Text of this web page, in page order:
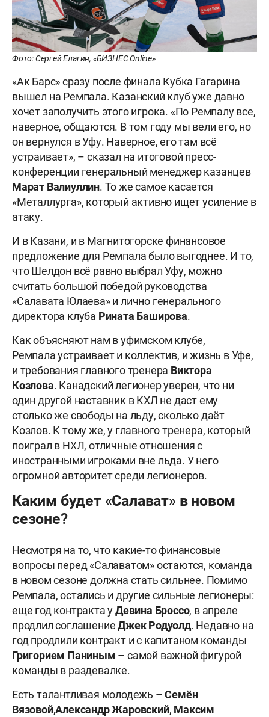
Фото: Сергей Елагин, «БИЗНЕС Online»
«Ак Барс» сразу после финала Кубка Гагарина
вышел на Ремпала. Казанский клуб уже давно
хочет заполучить этого игрока. «По Ремпалу все,
наверное, общаются. В том году мы вели его, но
он вернулся в Уфу. Наверное, его там всё
устраивает», – сказал на итоговой пресс-
конференции генеральный менеджер казанцев
Марат Валиуллин. То же самое касается
«Металлурга», который активно ищет усиление в
атаку.
И в Казани, и в Магнитогорске финансовое
предложение для Ремпала было выгоднее. И то,
что Шелдон всё равно выбрал Уфу, можно
считать большой победой руководства
«Салавата Юлаева» и лично генерального
директора клуба Рината Баширова.
Как объясняют нам в уфимском клубе,
Ремпалаустраивает и коллектив, и жизнь в Уфе,
и требования главного тренера Виктора
Козлова. Канадский легионер уверен, что ни
один другой наставник в КХЛ не даст ему
столько же свободы на льду, сколько даёт
Козлов. К тому же, у главного тренера, который
поиграл в НХЛ, отличные отношения с
иностранными игроками вне льда. У него
огромной авторитет среди легионеров.
Каким будет «Салават» в новом
сезоне?
Несмотря на то, что какие-то финансовые
вопросы перед «Салаватом» остаются, команда
в новом сезоне должна стать сильнее. Помимо
Ремпала, остались и другие сильные легионеры:
еще год контракта уДевина Броссо, в апреле
продлил соглашениеДжек Родуолд. Недавно на
год продлили контракт и с капитаном команды
Григорием Паниным – самой важной фигурой
команды в раздевалке.
Есть талантливая молодежь –Семён
Вязовой,Александр Жаровский, Максим